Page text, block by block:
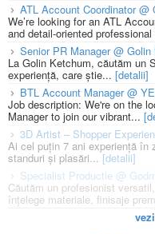
ATL Account Coordinator @
We’re looking for an ATL
and detail-oriented professional
Senior PR Manager @ Golin
La Golin Ketchum, căutăm un
experiență, care știe... [detalii]
BTL Account Manager @
Job description: We're on the
Manager to join our vibrant...
3D Artist – Shopper
Ai cel puțin 7 ani experiență în
standuri și plasări...[detalii]
Specialist Productie @
Căutăm un profesionist
înțelege materiale, finisaje